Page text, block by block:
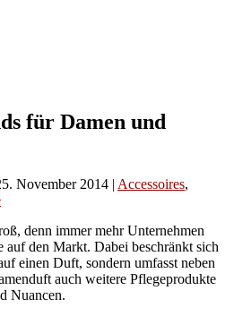
für Damen und
November 2014 | Accessoires,
denn immer mehr Unternehmen
auf den Markt. Dabei beschränkt sich
einen Duft, sondern umfasst neben
auch weitere Pflegeprodukte
Nuancen.